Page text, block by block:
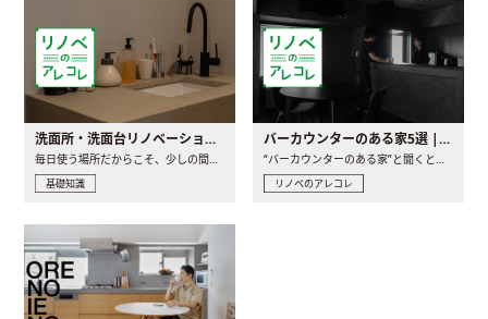
洗面所・洗面台リノベーションの事例と間取りアイデア
基礎知識
バーカウンターのある家5選 | 日常に馴染む“距離の近い”キッチンとは
リノベのアレコレ